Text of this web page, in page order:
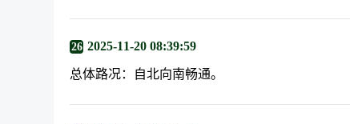
26 2025-11-20 08:39:59
总体路况：自北向南畅通。